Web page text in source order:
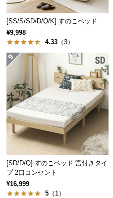
ポ
ー
ト
お
ら
せ
グ
[SS/S/SD/D/Q/K] すのこベッド
¥9,998
4.33 （3）
[SD/D/Q] すのこベッド 宮付きタイ
プ 2口コンセント
¥16,999
5 （1）